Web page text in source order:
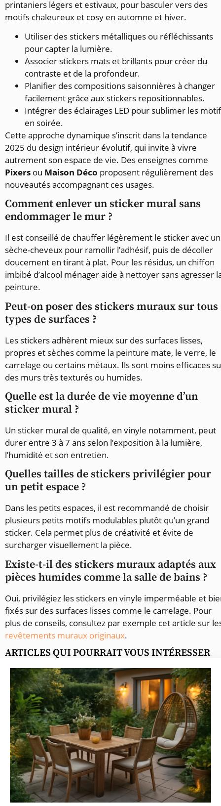
printaniers légers et estivaux, pour basculer vers des
motifs chaleureux et cosy en automne et hiver.
Utiliser des stickers métalliques ou réfléchissants
pour capter la lumière.
Associer stickers mats et brillants pour créer du
contraste et de la profondeur.
Planifier des compositions saisonnières à changer
facilement grâce aux stickers repositionnables.
Intégrer des éclairages LED pour sublimer les
en soirée.
Cette approche dynamique s’inscrit dans la tendance
2025 du design intérieur évolutif, qui invite à vivre
autrement son espace de vie. Des enseignes comme
Pixers ou Maison Déco proposent régulièrement des
nouveautés accompagnant ces usages.
Comment enlever un sticker mural sans
endommager le mur ?
Il est conseillé de chauffer légèrement le sticker avec un
sèche-cheveux pour ramollir l’adhésif, puis de décoller
doucement en tirant à plat. Pour les résidus, un chiffon
imbibé d’alcool ménager aide à nettoyer sans agresser
peinture.
Peut-on poser des stickers muraux sur tous
types de surfaces ?
Les stickers adhèrent mieux sur des surfaces lisses,
propres et sèches comme la peinture mate, le verre, le
carrelage ou certains métaux. Ils sont moins efficaces
des murs très texturés ou humides.
Quelle est la durée de vie moyenne d’un
sticker mural ?
Un sticker mural de qualité, en vinyle notamment, peut
durer entre 3 à 7 ans selon l’exposition à la lumière,
l’humidité et son entretien.
Quelles tailles de stickers privilégier pour
un petit espace ?
Dans les petits espaces, il est recommandé de choisir
plusieurs petits motifs modulables plutôt qu’un grand
sticker. Cela permet plus de créativité et évite de
surcharger visuellement la pièce.
Existe-t-il des stickers muraux adaptés aux
pièces humides comme la salle de bains ?
Oui, privilégiez les stickers en vinyle imperméable et
fixés sur des surfaces lisses comme le carrelage. Pour
plus de conseils, consultez par exemple cet article sur
revêtements muraux originaux.
ARTICLES QUI POURRAIT VOUS INTÉRESSER